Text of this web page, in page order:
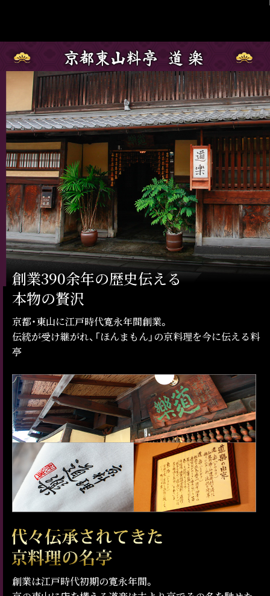
創業390余年の歴史伝える
本物の贅沢
京都・東山に江戸時代寛永年間創業。
伝統が受け継がれ、「ほんまもん」の京料理を今に伝える料
亭
創業は江戸時代初期の寛永年間。